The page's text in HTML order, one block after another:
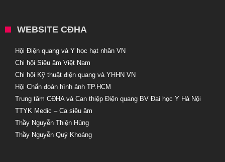
WEBSITE CĐHA
Hội Điện quang và Y học hạt nhân VN
Chi hội Siêu âm Việt Nam
Chi hội Kỹ thuật điện quang và YHHN VN
Hội Chẩn đoán hình ảnh TP.HCM
Trung tâm CĐHA và Can thiệp Điện quang BV Đại học Y Hà Nội
TTYK Medic – Ca siêu âm
Thầy Nguyễn Thiện Hùng
Thầy Nguyễn Quý Khoáng